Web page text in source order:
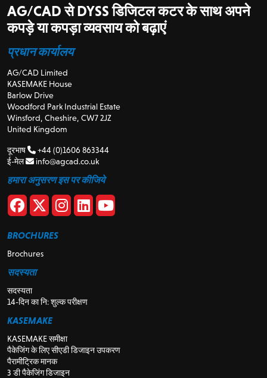
AG/CAD से DYSS डिजिटल कटर के साथ अपने
कपड़े या कपड़ा व्यवसाय को बढ़ाएं
प्रधान कार्यालय
AG/CAD Limited
KASEMAKE House
Barlow Drive
Woodford Park Industrial Estate
Winsford, Cheshire, CW7 2JZ
United Kingdom
दूरभाष
+44 (0)1606 863344
ई-मेल
info@agcad.co.uk
हमारा अनुसरण इस पर कीजिये
BROCHURES
Brochures
सदस्यता
सदस्यता
14-दिन का नि: शुल्क परीक्षण
KASEMAKE
KASEMAKE समीक्षा
पैकेजिंग के लिए सीएडी डिजाइन उपकरण
पैरामीट्रिक मानक
3 डी पैकेजिंग डिजाइन